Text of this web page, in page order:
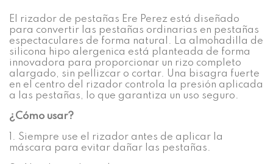
El rizador de pestañas Ere Perez está diseñado
para convertir las pestañas ordinarias en pestañas
espectaculares de forma natural. La almohadilla de
silicona hipo alergenica está planteada de forma
innovadora para proporcionar un rizo completo
alargado, sin pellizcar o cortar. Una bisagra fuerte
en el centro del rizador controla la presión aplicada
a las pestañas, lo que garantiza un uso seguro.
¿Cómo usar?
1. Siempre use el rizador antes de aplicar la
máscara para evitar dañar las pestañas.